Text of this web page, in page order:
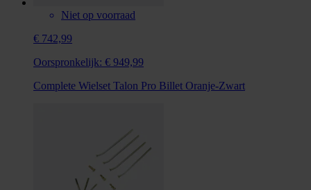
Niet op voorraad
€ 742,99
Oorspronkelijk: € 949,99
Complete Wielset Talon Pro Billet Oranje-Zwart